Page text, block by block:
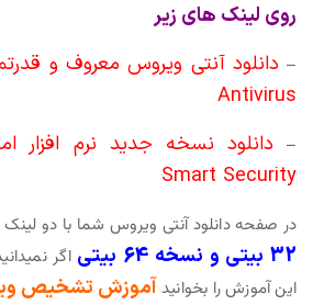
روی لینک های زیر
–
Antivirus
–
Smart Security
در صفحه دانلود آنتی ویروس شما با دو
32 بیتی و نسخه 64 بیتی
اگر
این آموزش را بخوانیدآموزش تشخيص ويندوز ۳۲ يا